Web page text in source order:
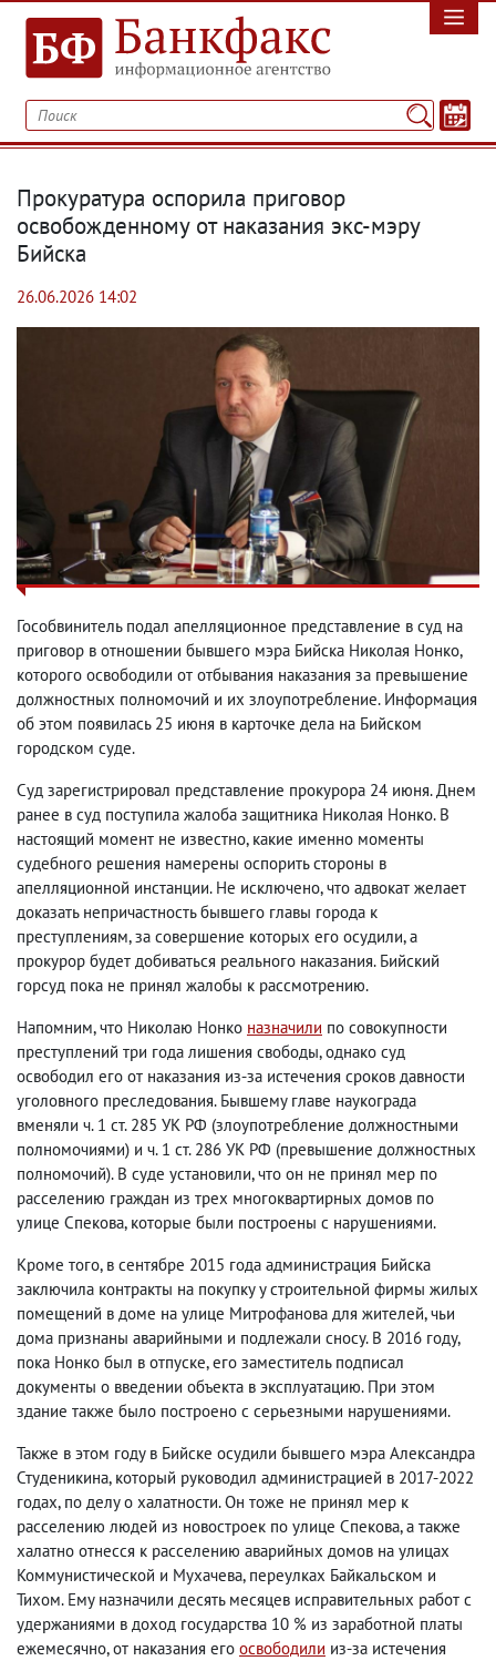
Прокуратура оспорила приговор
освобожденному от наказания экс-мэру
Бийска
26.06.2026 14:02
Гособвинитель подал апелляционное представление в суд на
приговор в отношении бывшего мэра Бийска Николая Нонко,
которого освободили от отбывания наказания за превышение
должностных полномочий и их злоупотребление. Информация
об этом появилась 25 июня в карточке дела на Бийском
городском суде.
Суд зарегистрировал представление прокурора 24 июня. Днем
ранее в суд поступила жалоба защитника Николая Нонко. В
настоящий момент не известно, какие именно моменты
судебного решения намерены оспорить стороны в
апелляционной инстанции. Не исключено, что адвокат желает
доказать непричастность бывшего главы города к
преступлениям, за совершение которых его осудили, а
прокурор будет добиваться реального наказания. Бийский
горсуд пока не принял жалобы к рассмотрению.
Напомним, что Николаю Нонко назначили по совокупности
преступлений три года лишения свободы, однако суд
освободил его от наказания из-за истечения сроков давности
уголовного преследования. Бывшему главе наукограда
вменяли ч. 1 ст. 285 УК РФ (злоупотребление должностными
полномочиями) и ч. 1 ст. 286 УК РФ (превышение должностных
полномочий). В суде установили, что он не принял мер по
расселению граждан из трех многоквартирных домов по
улице Спекова, которые были построены с нарушениями.
Кроме того, в сентябре 2015 года администрация Бийска
заключила контракты на покупку у строительной фирмы жилых
помещений в доме на улице Митрофанова для жителей, чьи
дома признаны аварийными и подлежали сносу. В 2016 году,
пока Нонко был в отпуске, его заместитель подписал
документы о введении объекта в эксплуатацию. При этом
здание также было построено с серьезными нарушениями.
Также в этом году в Бийске осудили бывшего мэра Александра
Студеникина, который руководил администрацией в 2017-2022
годах, по делу о халатности. Он тоже не принял мер к
расселению людей из новостроек по улице Спекова, а также
халатно отнесся к расселению аварийных домов на улицах
Коммунистической и Мухачева, переулках Байкальском и
Тихом. Ему назначили десять месяцев исправительных работ с
удержаниями в доход государства 10 % из заработной платы
ежемесячно, от наказания его освободили из-за истечения